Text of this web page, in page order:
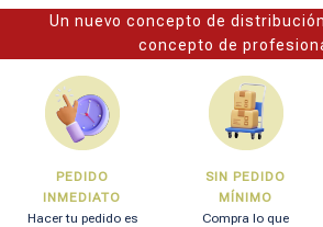
Un nuevo concepto de
concepto de
PEDIDO
INMEDIATO
Hacer tu pedido es
SIN PEDIDO
MÍNIMO
Compra lo que